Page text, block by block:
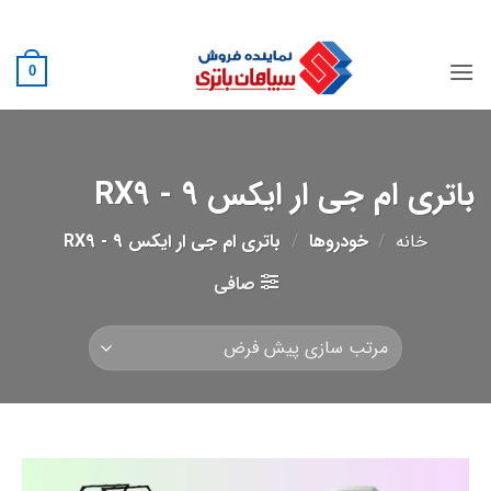
content
0
باتری ام جی ار ایکس 9 - RX9
خانه / خودروها / باتری ام جی ار ایکس 9 - RX9
صافی